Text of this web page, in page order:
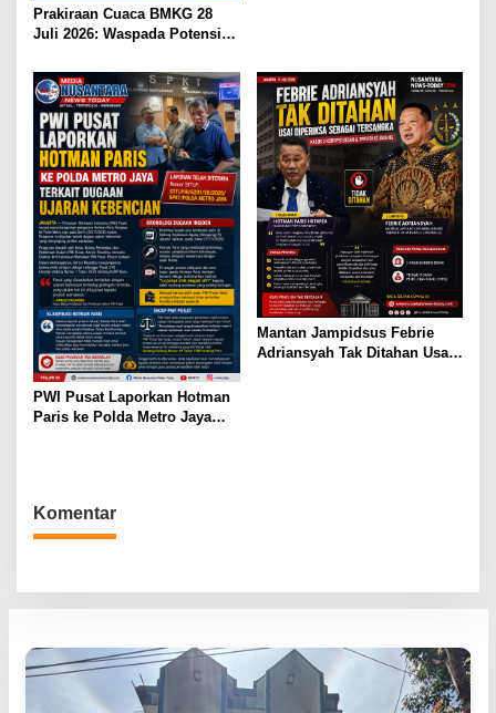
Prakiraan Cuaca BMKG 28
Juli 2026: Waspada Potensi
Hidrometeorologi
PWI Pusat Laporkan Hotman
Paris ke Polda Metro Jaya
Mantan Jampidsus Febrie
Adriansyah Tak Ditahan Usai
Komentar